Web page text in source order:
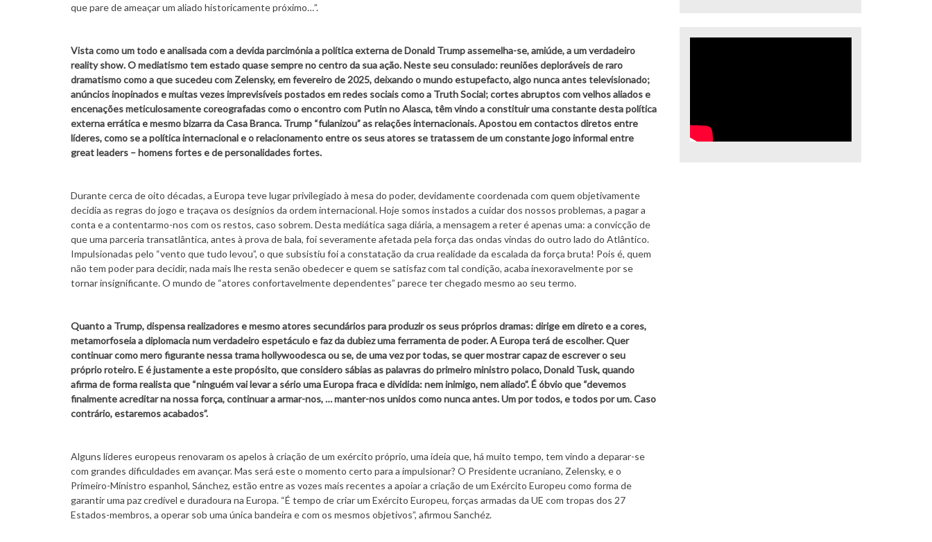
que pare de ameaçar um aliado historicamente próximo…”.
Vista como um todo e analisada com a devida parcimónia a política externa de Donald Trump assemelha-se, amiúde, a um verdadeiro
reality show. O mediatismo tem estado quase sempre no centro da sua ação. Neste seu consulado: reuniões deploráveis de raro
dramatismo como a que sucedeu com Zelensky, em fevereiro de 2025, deixando o mundo estupefacto, algo nunca antes televisionado;
anúncios inopinados e muitas vezes imprevisíveis postados em redes sociais como a Truth Social; cortes abruptos com velhos aliados e
encenações meticulosamente coreografadas como o encontro com Putin no Alasca, têm vindo a constituir uma constante desta política
externa errática e mesmo bizarra da Casa Branca. Trump “fulanizou” as relações internacionais. Apostou em contactos diretos entre
líderes, como se a política internacional e o relacionamento entre os seus atores se tratassem de um constante jogo informal entre
great leaders – homens fortes e de personalidades fortes.
Durante cerca de oito décadas, a Europa teve lugar privilegiado à mesa do poder, devidamente coordenada com quem objetivamente
decidia as regras do jogo e traçava os desígnios da ordem internacional. Hoje somos instados a cuidar dos nossos problemas, a pagar a
conta e a contentarmo-nos com os restos, caso sobrem. Desta mediática saga diária, a mensagem a reter é apenas uma: a convicção de
que uma parceria transatlântica, antes à prova de bala, foi severamente afetada pela força das ondas vindas do outro lado do Atlântico.
Impulsionadas pelo “vento que tudo levou”, o que subsistiu foi a constatação da crua realidade da escalada da força bruta! Pois é, quem
não tem poder para decidir, nada mais lhe resta senão obedecer e quem se satisfaz com tal condição, acaba inexoravelmente por se
tornar insignificante. O mundo de “atores confortavelmente dependentes” parece ter chegado mesmo ao seu termo.
Quanto a Trump, dispensa realizadores e mesmo atores secundários para produzir os seus próprios dramas: dirige em direto e a cores,
metamorfoseia a diplomacia num verdadeiro espetáculo e faz da dubiez uma ferramenta de poder. A Europa terá de escolher. Quer
continuar como mero figurante nessa trama hollywoodesca ou se, de uma vez por todas, se quer mostrar capaz de escrever o seu
próprio roteiro. E é justamente a este propósito, que considero sábias as palavras do primeiro ministro polaco, Donald Tusk, quando
afirma de forma realista que “ninguém vai levar a sério uma Europa fraca e dividida: nem inimigo, nem aliado”. É óbvio que “devemos
finalmente acreditar na nossa força, continuar a armar-nos, … manter-nos unidos como nunca antes. Um por todos, e todos por um. Caso
contrário, estaremos acabados”.
Alguns líderes europeus renovaram os apelos à criação de um exército próprio, uma ideia que, há muito tempo, tem vindo a deparar-se
com grandes dificuldades em avançar. Mas será este o momento certo para a impulsionar? O Presidente ucraniano, Zelensky, e o
Primeiro-Ministro espanhol, Sánchez, estão entre as vozes mais recentes a apoiar a criação de um Exército Europeu como forma de
garantir uma paz credível e duradoura na Europa. “É tempo de criar um Exército Europeu, forças armadas da UE com tropas dos 27
Estados-membros, a operar sob uma única bandeira e com os mesmos objetivos”, afirmou Sanchéz.